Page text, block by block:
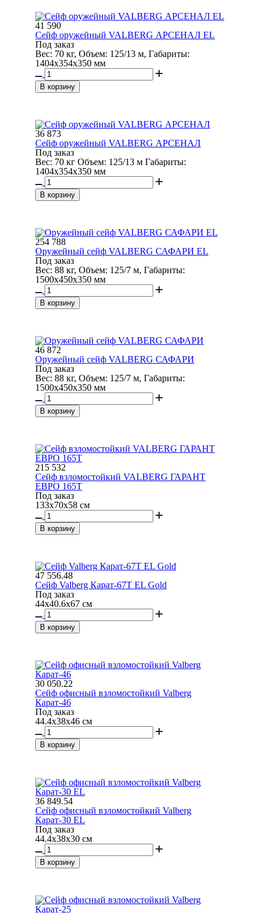
41 590
Сейф оружейный VALBERG АРСЕНАЛ EL
Под заказ
Вес: 70 кг, Объем: 125/13 м, Габариты:
1404x354x350 мм
В корзину
36 873
Сейф оружейный VALBERG АРСЕНАЛ
Под заказ
Вес: 70 кг Объем: 125/13 м Габариты:
1404x354x350 мм
В корзину
254 788
Оружейный сейф VALBERG САФАРИ EL
Под заказ
Вес: 88 кг, Объем: 125/7 м, Габариты:
1500x450x350 мм
В корзину
46 872
Оружейный сейф VALBERG САФАРИ
Под заказ
Вес: 88 кг, Объем: 125/7 м, Габариты:
1500x450x350 мм
В корзину
215 532
Сейф взломостойкий VALBERG ГАРАНТ
ЕВРО 165Т
Под заказ
133x70x58 см
В корзину
47 556.48
Сейф Valberg Карат-67T EL Gold
Под заказ
44x40.6x67 см
В корзину
30 050.22
Сейф офисный взломостойкий Valberg
Карат-46
Под заказ
44.4x38x46 см
В корзину
36 849.54
Сейф офисный взломостойкий Valberg
Карат-30 EL
Под заказ
44.4x38x30 см
В корзину